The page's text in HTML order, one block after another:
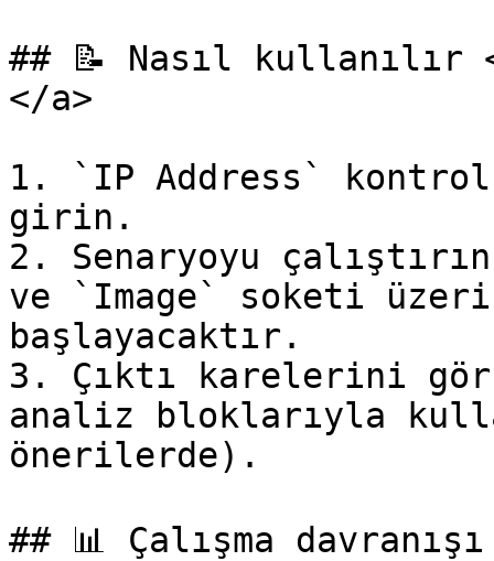
## 📝 Nasıl kullanılır
</a>
1. `IP Address`
girin.
2. Senaryoyu
ve `Image` soketi
başlayacaktır.
3. Çıktı karelerini
analiz bloklarıyla
önerilerde).
## 📊 Çalışma